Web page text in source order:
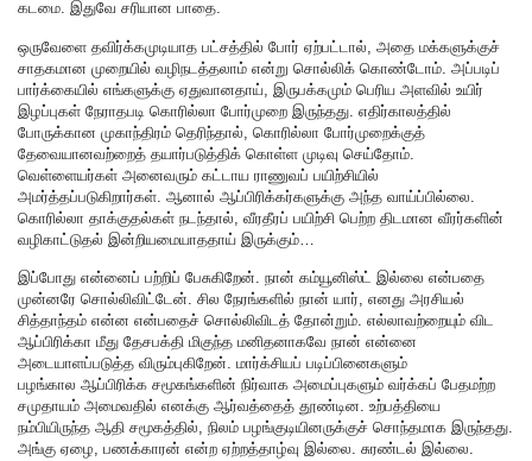
கடமை. இதுவே சரியான பாதை.
ஒருவேளை தவிர்க்கமுடியாத பட்சத்தில் போர் ஏற்பட்டால், அதை மக்களுக்குச்
சாதகமான முறையில் வழிநடத்தலாம் என்று சொல்லிக் கொண்டோம். அப்படிப்
பார்க்கையில் எங்களுக்கு ஏதுவானதாய், இருபக்கமும் பெரிய அளவில் உயிர்
இழப்புகள் நேராதபடி கொரில்லா போர்முறை இருந்தது. எதிர்காலத்தில்
போருக்கான முகாந்திரம் தெரிந்தால், கொரில்லா போர்முறைக்குத்
தேவையானவற்றைத் தயார்படுத்திக் கொள்ள முடிவு செய்தோம்.
வெள்ளையர்கள் அனைவரும் கட்டாய ராணுவப் பயிற்சியில்
அமர்த்தப்படுகிறார்கள். ஆனால் ஆப்பிரிக்கர்களுக்கு அந்த வாய்ப்பில்லை.
கொரில்லா தாக்குதல்கள் நடந்தால், வீரதீரப் பயிற்சி பெற்ற திடமான வீரர்களின்
வழிகாட்டுதல் இன்றியமையாததாய் இருக்கும்…
இப்போது என்னைப் பற்றிப் பேசுகிறேன். நான் கம்யூனிஸ்ட் இல்லை என்பதை
முன்னரே சொல்லிவிட்டேன். சில நேரங்களில் நான் யார், எனது அரசியல்
சித்தாந்தம் என்ன என்பதைச் சொல்லிவிடத் தோன்றும். எல்லாவற்றையும் விட
ஆப்பிரிக்கா மீது தேசபக்தி மிகுந்த மனிதனாகவே நான் என்னை
அடையாளப்படுத்த விரும்புகிறேன். மார்க்சியப் படிப்பினைகளும்
பழங்கால ஆப்பிரிக்க சமூகங்களின் நிர்வாக அமைப்புகளும் வர்க்கப் பேதமற்ற
சமுதாயம் அமைவதில் எனக்கு ஆர்வத்தைத் தூண்டின. உற்பத்தியை
நம்பியிருந்த ஆதி சமூகத்தில், நிலம் பழங்குடியினருக்குச் சொந்தமாக இருந்தது.
அங்கு ஏழை, பணக்காரன் என்ற ஏற்றத்தாழ்வு இல்லை. சுரண்டல் இல்லை.